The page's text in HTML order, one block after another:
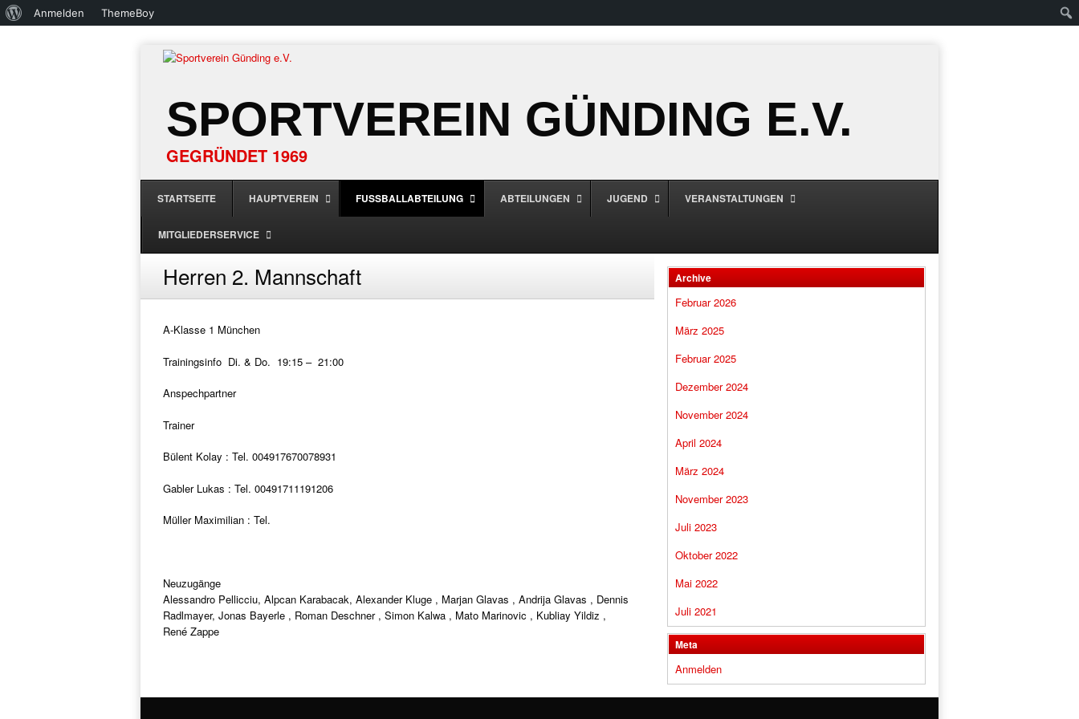
SPORTVEREIN GÜNDING E.V.
GEGRÜNDET 1969
STARTSEITE HAUPTVEREIN FUSSBALLABTEILUNG ABTEILUNGEN JUGEND VERANSTALTUNGEN
MITGLIEDERSERVICE
Herren 2. Mannschaft
A-Klasse 1 München
Trainingsinfo Di. & Do. 19:15 – 21:00
Anspechpartner
Trainer
Bülent Kolay : Tel. 004917670078931
Gabler Lukas : Tel. 00491711191206
Müller Maximilian : Tel.
Neuzugänge
Alessandro Pellicciu, Alpcan Karabacak, Alexander Kluge , Marjan Glavas , Andrija Glavas , Dennis
Radlmayer, Jonas Bayerle , Roman Deschner , Simon Kalwa , Mato Marinovic , Kubliay Yildiz ,
René Zappe
Archive
Februar 2026
März 2025
Februar 2025
Dezember 2024
November 2024
April 2024
März 2024
November 2023
Juli 2023
Oktober 2022
Mai 2022
Juli 2021
Meta
Anmelden
Über
Anmelden ThemeBoy